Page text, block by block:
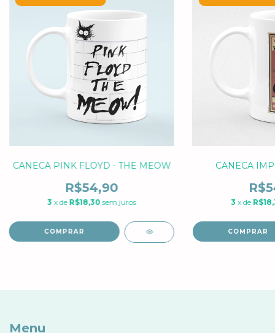
CANECA PINK FLOYD - THE MEOW
R$54,90
3 x de R$18,30 sem juros
CANECA
3 x de
COMPRAR
Menu